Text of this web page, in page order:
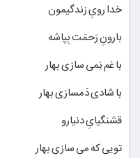
خدا رویِ زندگیمون
بارونِ رَحمَت بِپاشه
با غم نِمی سازی بهار
با شادی دَمسازی بهار
قشنگیایِ دنیارو
تویی که می سازی بهار